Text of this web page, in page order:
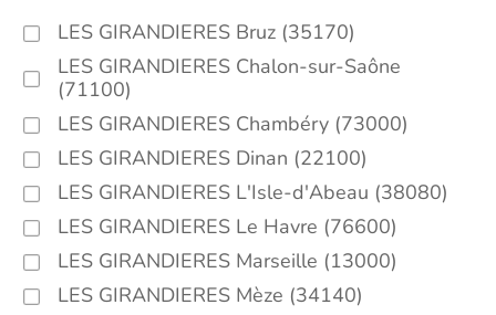
LES GIRANDIERES Bruz (35170)
LES GIRANDIERES Chalon-sur-Saône
(71100)
LES GIRANDIERES Chambéry (73000)
LES GIRANDIERES Dinan (22100)
LES GIRANDIERES L'Isle-d'Abeau (38080)
LES GIRANDIERES Le Havre (76600)
LES GIRANDIERES Marseille (13000)
LES GIRANDIERES Mèze (34140)